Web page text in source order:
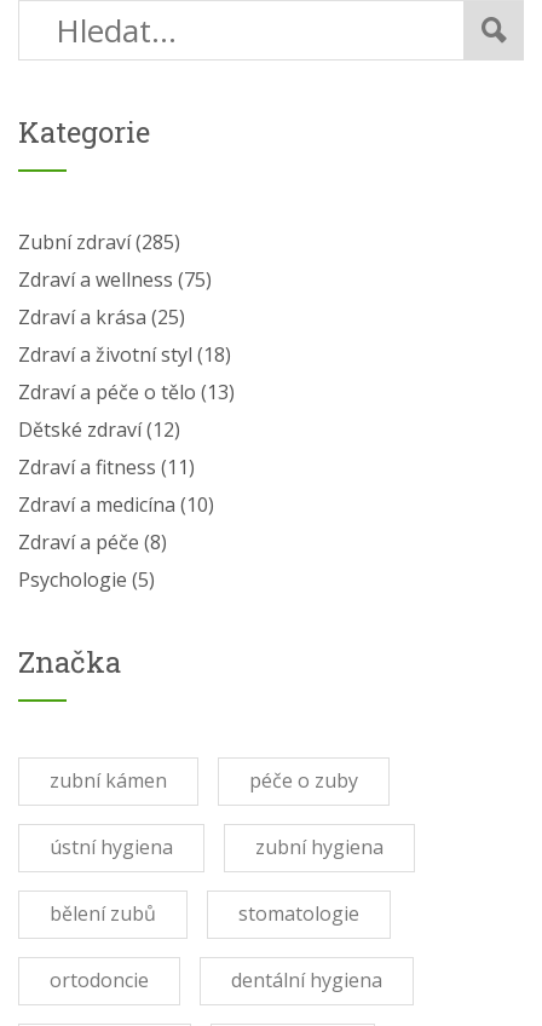
Kategorie
Zubní zdraví(285)
Zdraví a wellness (75)
Zdraví a krása (25)
Zdraví a životní styl (18)
Zdraví a péče o tělo (13)
Dětské zdraví(12)
Zdraví a fitness (11)
Zdraví a medicína (10)
Zdraví a péče (8)
Psychologie (5)
Značka
zubní kámen péče o zuby
ústní hygiena zubní hygiena
bělení zubů stomatologie
ortodoncie dentální hygiena